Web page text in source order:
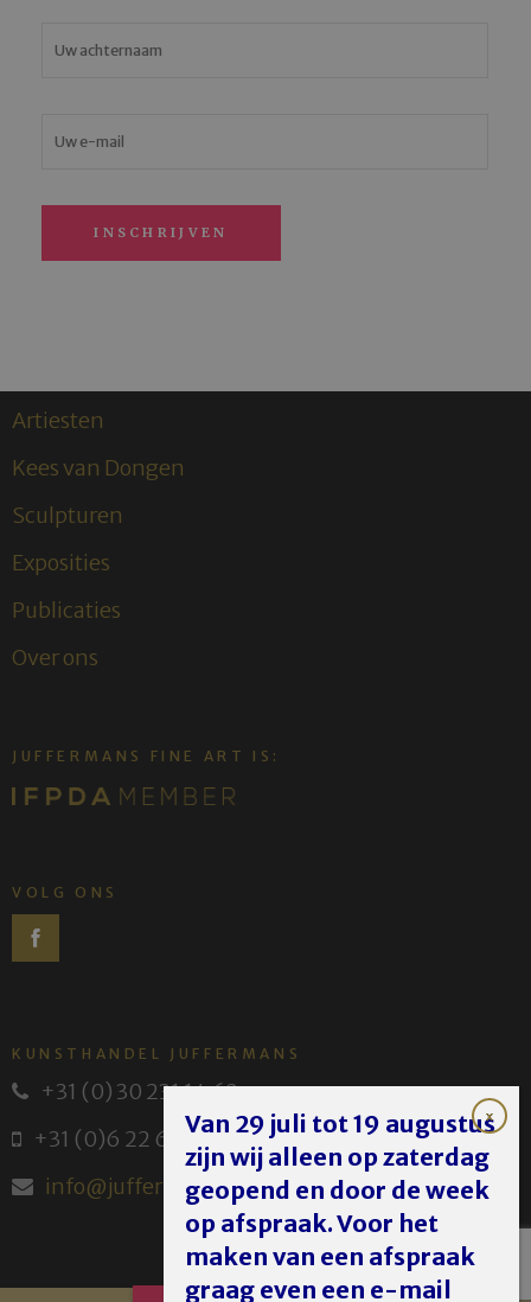
Artiesten
Kees van Dongen
Sculpturen
Exposities
Publicaties
Over ons
JUFFERMANS FINE ART IS:
VOLG ONS
KUNSTHANDEL JUFFERMANS
+31 (0) 30 231 14 63
+31 (0)6 22 614 582
info@juffermans.nl
Van 29 juli tot 19 augustus
zijn wij alleen op zaterdag
geopend en door de week
op afspraak. Voor het
maken van een afspraak
graag even een e-mail